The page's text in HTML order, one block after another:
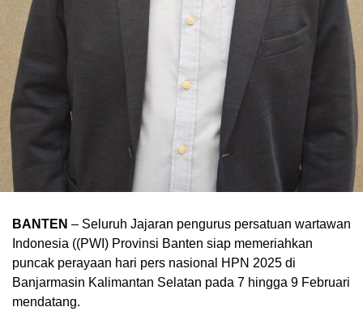
BANTEN – Seluruh Jajaran pengurus persatuan wartawan
Indonesia ((PWI) Provinsi Banten siap memeriahkan
puncak perayaan hari pers nasional HPN 2025 di
Banjarmasin Kalimantan Selatan pada 7 hingga 9 Februari
mendatang.